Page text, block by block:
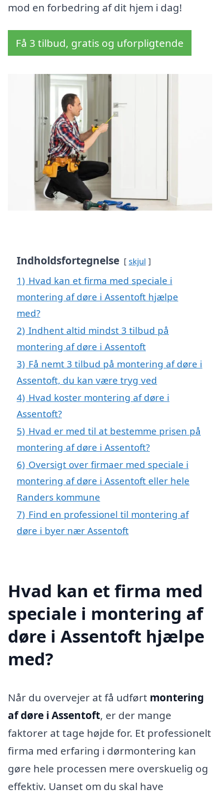
mod en forbedring af dit hjem i dag!
Få 3 tilbud, gratis og uforpligtende
Indholdsfortegnelse skjul
1) Hvad kan et firma med speciale i
montering af døre i Assentoft hjælpe
med?
2) Indhent altid mindst 3 tilbud på
montering af døre i Assentoft
3) Få nemt 3 tilbud på montering af døre i
Assentoft, du kan være tryg ved
4) Hvad koster montering af døre i
Assentoft?
5) Hvad er med til at bestemme prisen på
montering af døre i Assentoft?
6) Oversigt over firmaer med speciale i
montering af døre i Assentoft eller hele
Randers kommune
7) Find en professionel til montering af
døre i byer nær Assentoft
Hvad kan et firma med
speciale i montering af
døre i Assentoft hjælpe
med?
Når du overvejer at få udført montering
af døre i Assentoft, er der mange
faktorer at tage højde for. Et professionelt
firma med erfaring i dørmontering kan
gøre hele processen mere overskuelig og
effektiv. Uanset om du skal have